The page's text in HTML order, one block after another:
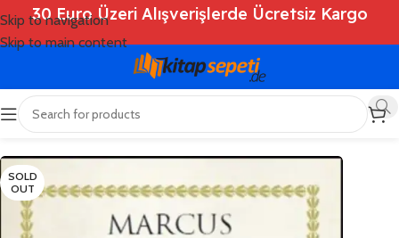
Skip to navigation
Skip to main content
30 Euro Üzeri Alışverişlerde Ücretsiz Kargo
Ana Sayfa Shop
SOLD
OUT